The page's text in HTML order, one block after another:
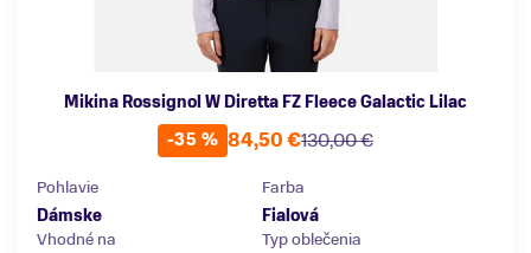
Mikina Rossignol W Diretta FZ Fleece Galactic Lilac
-35 %
130,00 €
84,50 €
Pohlavie
Dámske
Farba
Fialová
Vhodné na
Typ oblečenia